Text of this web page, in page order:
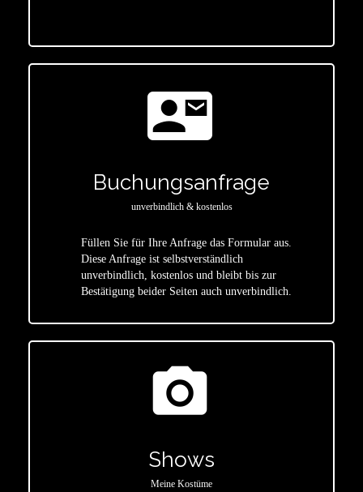
contact_mail
Buchungsanfrage
unverbindlich & kostenlos
Füllen Sie für Ihre Anfrage das Formular aus.
Diese Anfrage ist selbstverständlich
unverbindlich, kostenlos und bleibt bis zur
Bestätigung beider Seiten auch unverbindlich.
photo_camera
Shows
Meine Kostüme